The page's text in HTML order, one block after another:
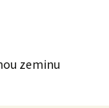
zeminu